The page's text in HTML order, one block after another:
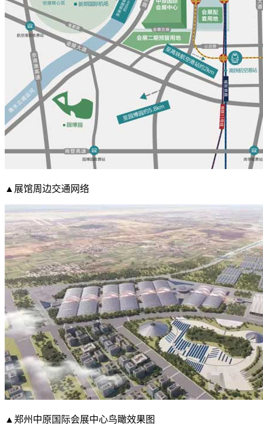
▲展馆周边交通网络
▲郑州中原国际会展中心鸟瞰效果图